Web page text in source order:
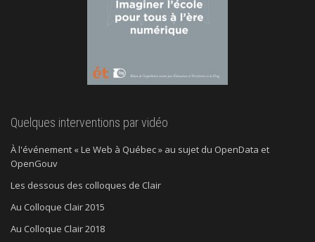
Quelques interventions par vidéo
À l'événement « Le Web à Québec » au sujet du OpenData et
OpenGouv
Les dessous des colloques de Clair
Au Colloque Clair 2015
Au Colloque Clair 2018